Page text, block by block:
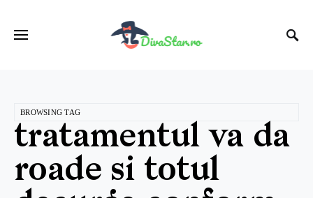
BROWSING TAG
tratamentul va da
roade si totul